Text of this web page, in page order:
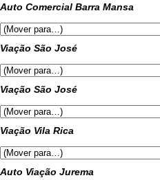
Auto Comercial Barra Mansa
Viação São José
Viação São José
Viação Vila Rica
Auto Viação Jurema